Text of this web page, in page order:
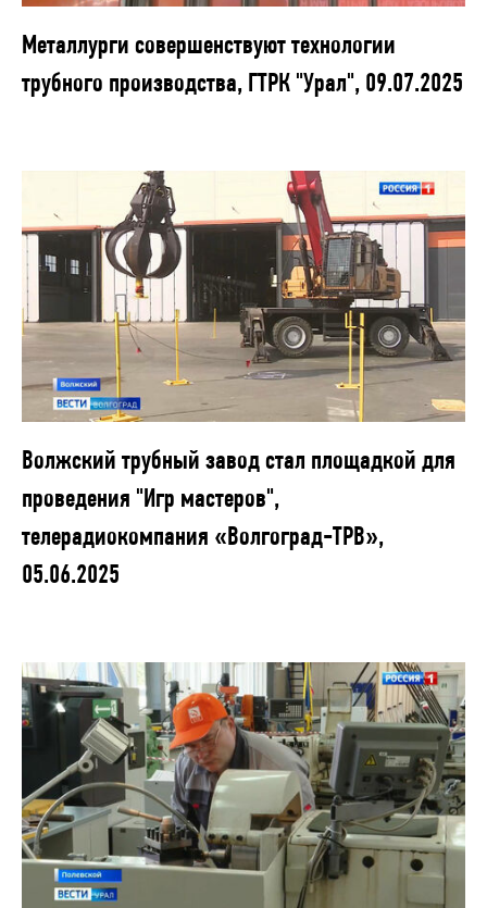
Металлурги совершенствуют технологии
трубного производства, ГТРК "Урал", 09.07.2025
Волжский трубный завод стал площадкой для
проведения "Игр мастеров",
телерадиокомпания «Волгоград-ТРВ»,
05.06.2025